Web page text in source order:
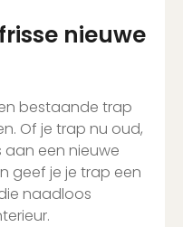
nieuwe
bestaande trap
Of je trap nu oud,
een nieuwe
geef je je trap een
naadloos